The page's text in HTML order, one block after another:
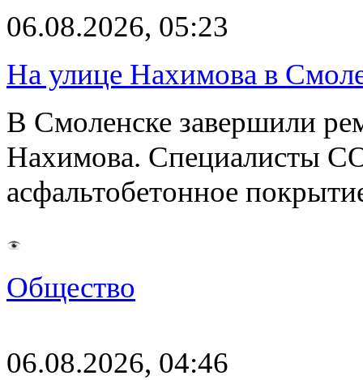
06.08.2026, 05:23
На улице Нахимова в
В Смоленске завершили
Нахимова. Специалисты
асфальтобетонное
Общество
06.08.2026, 04:46